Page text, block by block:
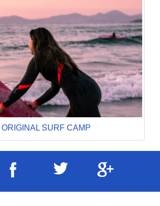
ORIGINAL SURF CAMP